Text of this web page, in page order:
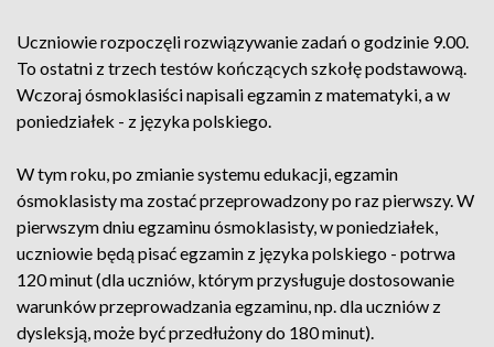
Uczniowie rozpoczęli rozwiązywanie zadań o godzinie 9.00.
To ostatni z trzech testów kończących szkołę podstawową.
Wczoraj ósmoklasiści napisali egzamin z matematyki, a w
poniedziałek - z języka polskiego.
W tym roku, po zmianie systemu edukacji, egzamin
ósmoklasisty ma zostać przeprowadzony po raz pierwszy. W
pierwszym dniu egzaminu ósmoklasisty, w poniedziałek,
uczniowie będą pisać egzamin z języka polskiego - potrwa
120 minut (dla uczniów, którym przysługuje dostosowanie
warunków przeprowadzania egzaminu, np. dla uczniów z
dysleksją, może być przedłużony do 180 minut).